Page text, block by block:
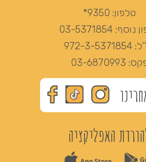
טלפון: 9350*
נוסף: 03-5371854
972-3-5371854
03-6870993
האפליקציה